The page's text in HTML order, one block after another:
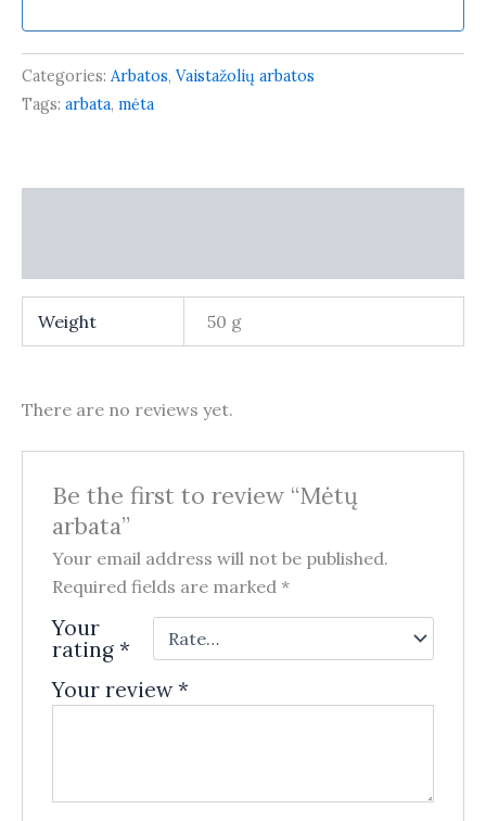
Categories: Arbatos, Vaistažolių arbatos
Tags: arbata, mėta
Weight 50 g
There are no reviews yet.
Be the first to review “Mėtų
arbata”
Your email address will not be published.
Required fields are marked *
Your
rating *
Your review*